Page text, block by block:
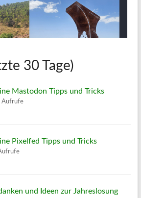
30 Tage)
Mastodon Tipps und Tricks
Aufrufe
Pixelfed Tipps und Tricks
und Ideen zur Jahreslosung